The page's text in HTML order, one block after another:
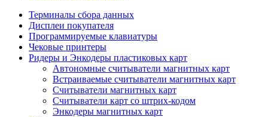
Терминалы сбора данных
Дисплеи покупателя
Программируемые клавиатуры
Чековые принтеры
Ридеры и Энкодеры пластиковых карт
Автономные считыватели магнитных карт
Встраиваемые считыватели магнитных карт
Считыватели магнитных карт
Считыватели карт со штрих-кодом
Энкодеры магнитных карт